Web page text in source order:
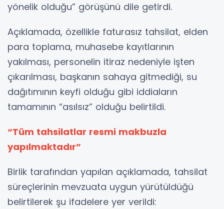
yönelik olduğu” görüşünü dile getirdi.
Açıklamada, özellikle faturasız tahsilat, elden
para toplama, muhasebe kayıtlarının
yakılması, personelin itiraz nedeniyle işten
çıkarılması, başkanın sahaya gitmediği, su
dağıtımının keyfi olduğu gibi iddiaların
tamamının “asılsız” olduğu belirtildi.
“Tüm tahsilatlar resmi makbuzla
yapılmaktadır”
Birlik tarafından yapılan açıklamada, tahsilat
süreçlerinin mevzuata uygun yürütüldüğü
belirtilerek şu ifadelere yer verildi: